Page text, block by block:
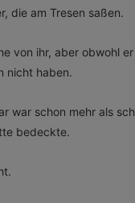
die am Tresen saßen.
von ihr, aber obwohl
nicht haben.
war schon mehr als
bedeckte.